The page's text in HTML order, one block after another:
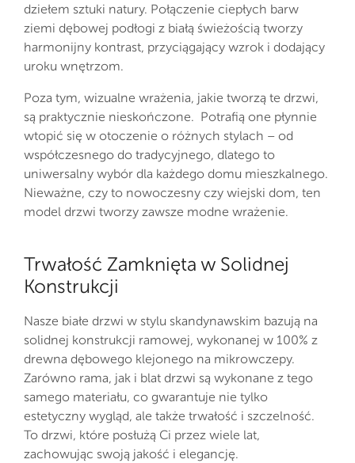
dziełem sztuki natury. Połączenie ciepłych barw
ziemi dębowej podłogi z białą świeżością tworzy
harmonijny kontrast, przyciągający wzrok i dodający
uroku wnętrzom.
Poza tym, wizualne wrażenia, jakie tworzą te drzwi,
są praktycznie nieskończone. Potrafią one płynnie
wtopić się w otoczenie o różnych stylach – od
współczesnego do tradycyjnego, dlatego to
uniwersalny wybór dla każdego domu mieszkalnego.
Nieważne, czy to nowoczesny czy wiejski dom, ten
model drzwi tworzy zawsze modne wrażenie.
Trwałość Zamknięta w Solidnej
Konstrukcji
Nasze białe drzwi w stylu skandynawskim bazują na
solidnej konstrukcji ramowej, wykonanej w 100% z
drewna dębowego klejonego na mikrowczepy.
Zarówno rama, jak i blat drzwi są wykonane z tego
samego materiału, co gwarantuje nie tylko
estetyczny wygląd, ale także trwałość i szczelność.
To drzwi, które posłużą Ci przez wiele lat,
zachowując swoją jakość i elegancję.